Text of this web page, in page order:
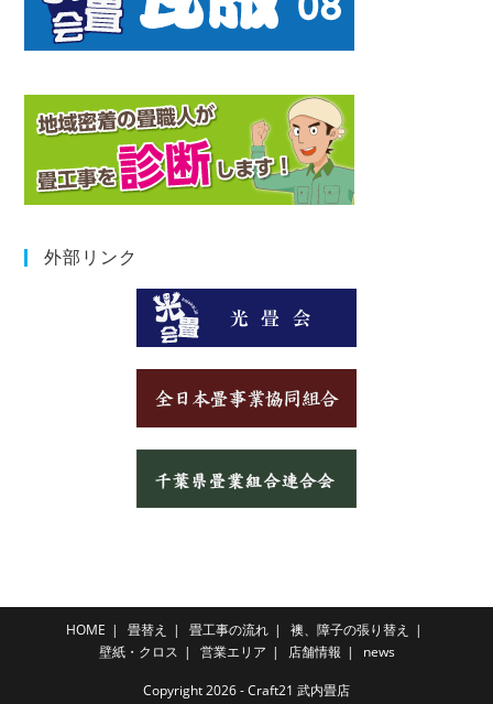
外部リンク
HOME 畳替え 畳工事の流れ
襖、障子の張り替え
壁紙・クロス
営業エリア 店舗情報 news
Copyright 2026 - Craft21 武内畳店